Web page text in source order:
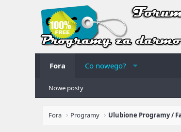
Fora Co nowego?
Nowe posty
Fora Programy Ulubione Programy /